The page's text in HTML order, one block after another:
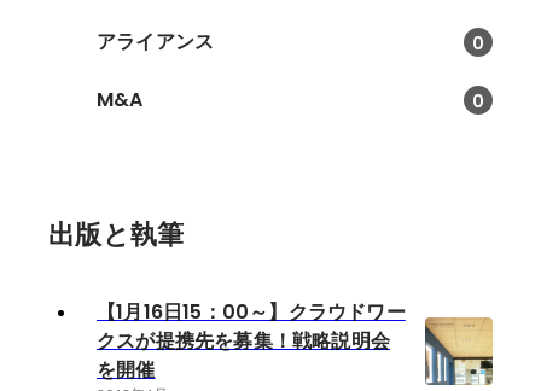
アライアンス 0
M&A 0
出版と執筆
【1月16日15：00～】クラウドワー
クスが提携先を募集！戦略説明会
を開催